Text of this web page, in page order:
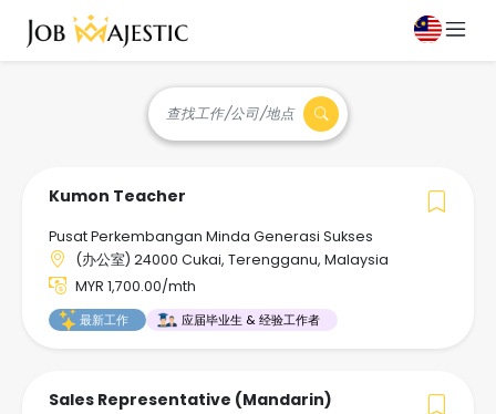
查找工作/公司/地点
Kumon Teacher
Pusat Perkembangan Minda Generasi Sukses
(办公室) 24000 Cukai, Terengganu, Malaysia
MYR 1,700.00/mth
最新工作 应届毕业生 & 经验工作者
Sales Representative (Mandarin)